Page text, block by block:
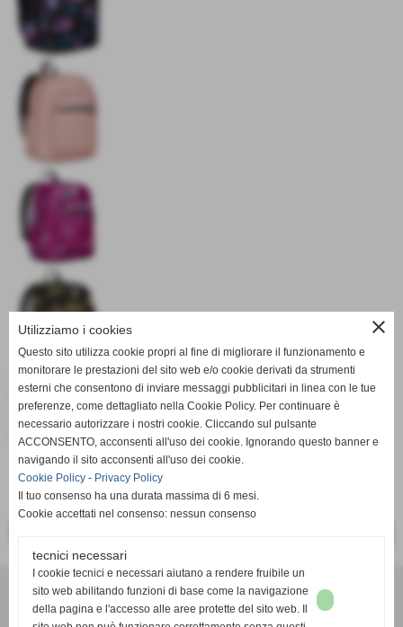
Zaini a tre scomparti, tasca interna portapc/tablet, tasche
esterne portaborraccia, schienale imbottito e rivestito in
tessuto dello stesso colore dello zaino, fondo interno
rinforzato.
Cartoleria BOMO srl
Via Roma, 10 - 10040 DRUENTO (TO)
close
Utilizziamo i cookies
Questo sito utilizza cookie propri al fine di migliorare il funzionamento e
monitorare le prestazioni del sito web e/o cookie derivati da strumenti
esterni che consentono di inviare messaggi pubblicitari in linea con le tue
preferenze, come dettagliato nella Cookie Policy. Per continuare è
necessario autorizzare i nostri cookie. Cliccando sul pulsante
ACCONSENTO, acconsenti all'uso dei cookie. Ignorando questo banner e
navigando il sito acconsenti all'uso dei cookie.
Cookie Policy - Privacy Policy
Il tuo consenso ha una durata massima di 6 mesi.
Cookie accettati nel consenso: nessun consenso
tecnici necessari
I cookie tecnici e necessari aiutano a rendere fruibile un
sito web abilitando funzioni di base come la navigazione
della pagina e l'accesso alle aree protette del sito web. Il